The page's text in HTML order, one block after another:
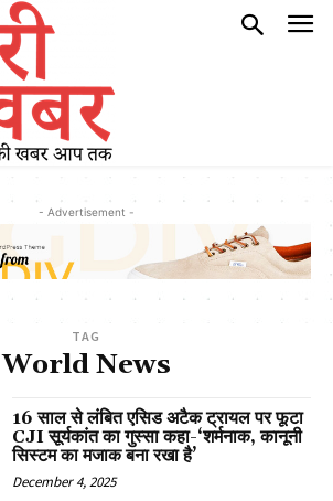
- Advertisement -
TAG
World News
16 साल से लंबित एसिड अटैक ट्रायल पर फूटा
CJI सूर्यकांत का गुस्सा कहा-‘शर्मनाक, कानूनी
सिस्टम का मजाक बना रखा है’
December 4, 2025